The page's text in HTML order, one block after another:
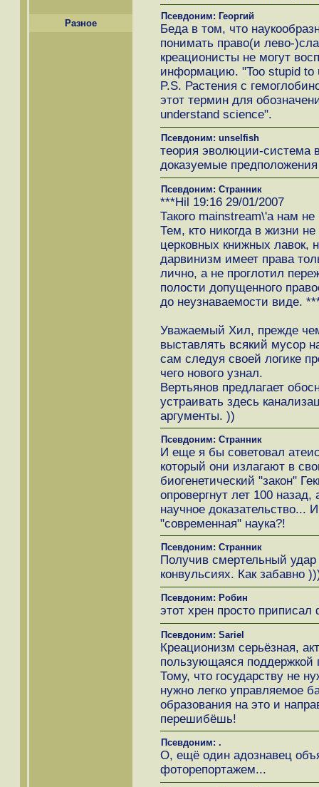
Разное
Псевдоним: Георгий
Беда в том, что
понимать право(и лево-
креационисты не могут
информацию. "Too stupid to
P.S. Растения с
этот термин для
understand science".
Псевдоним: unselfish
теория эволюции-система
доказуемые
Псевдоним: Странник
***Hil 19:16 29/01/2007
Такого mainstream\'а нам не
Тем, кто никогда в жизни
церковных книжных лавок,
дарвинизм имеет права
лично, а не проглотил
полости допущенного
до неузнаваемости виде.
Уважаемый Хил, прежде
выставлять всякий мусор
сам следуя своей логике
чего нового узнал.
Вертьянов предлагает
устраивать здесь
аргументы. ))
Псевдоним: Странник
И еще я бы советовал
который они излагают в
биогенетический "закон"
опровергнут лет 100 назад,
научное доказательство...
"современная" наука?!
Псевдоним: Странник
Получив смертельный
конвульсиях. Как забавно
Псевдоним: Робин
этот хрен просто
Псевдоним: Sariel
Креационизм серьёзная,
пользующаяся поддержкой
Тому, что государству не
нужно легко управляемое
образования на это и
перешибёшь!
Псевдоним: .
О, ещё один адознавец
фоторепортажем...